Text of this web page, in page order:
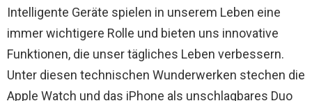
Intelligente Geräte spielen in unserem Leben eine
immer wichtigere Rolle und bieten uns innovative
Funktionen, die unser tägliches Leben verbessern.
Unter diesen technischen Wunderwerken stechen die
Apple Watch und das iPhone als unschlagbares Duo